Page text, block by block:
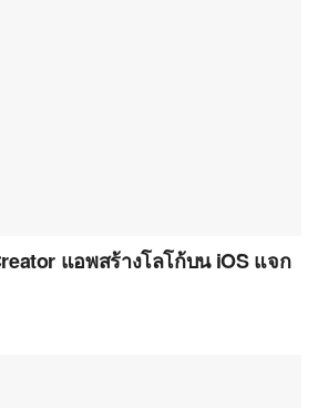
แอพสร้างโลโก้บน iOS แจก